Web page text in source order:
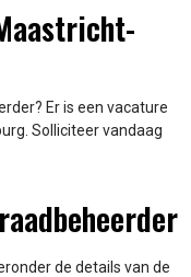
Er is een vacature
Solliciteer vandaag
de details van de